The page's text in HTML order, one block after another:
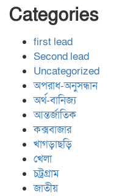
Categories
first lead
Second lead
Uncategorized
অপরাধ-অনুসন্ধান
অর্থ-বানিজ্য
আন্তর্জাতিক
কক্সবাজার
খাগড়াছড়ি
খেলা
চট্রগ্রাম
জাতীয়